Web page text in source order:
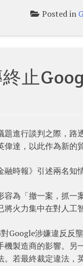
Posted in
止
題進行談判之際，路
達，以此作為新的
時報》引述兩名知
容為「撤一案，抓一
將火力集中在對人工
Google涉嫌違反反
機製造商的影響。另
若最終裁定違法，